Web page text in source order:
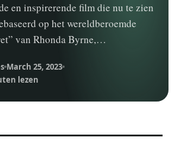
en inspirerende film die nu te zien
op het wereldberoemde
van Rhonda Byrne,…
March 25, 2023
lezen